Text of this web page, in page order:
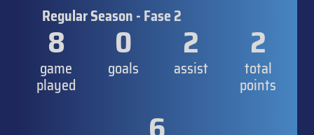
Regular Season - Fase 2
8
game
played
0
goals
2
assist
2
total
points